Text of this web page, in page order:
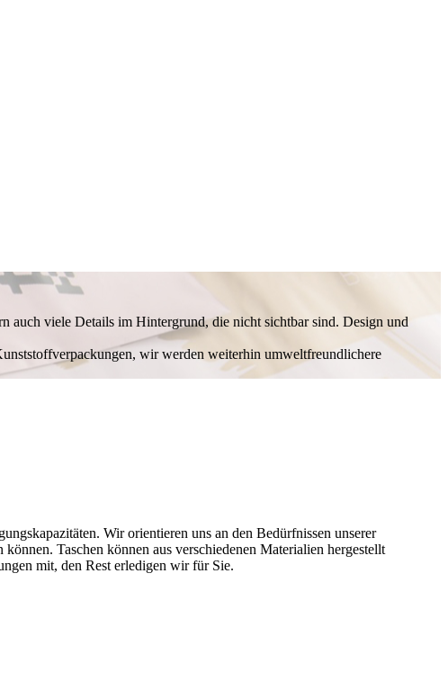
auch viele Details im Hintergrund, die nicht sichtbar sind. Design und
wir werden weiterhin umweltfreundlichere
Wir orientieren uns an den Bedürfnissen unserer
Taschen können aus verschiedenen Materialien hergestellt
mit, den Rest erledigen wir für Sie.